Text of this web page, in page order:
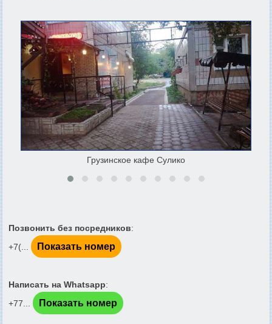
Грузинское кафе Сулико
Позвонить без посредников:
+7(...
Показать номер
Написать на Whatsapp:
+77...
Показать номер